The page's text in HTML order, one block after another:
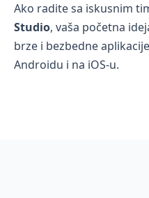
Ako radite sa iskusnim
Studio, vaša početna
brze i bezbedne
Androidu i na iOS-u.